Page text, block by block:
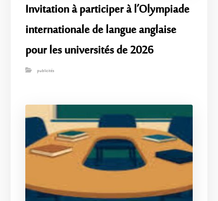
Invitation à participer à l’Olympiade
internationale de langue anglaise
pour les universités de 2026
publicités